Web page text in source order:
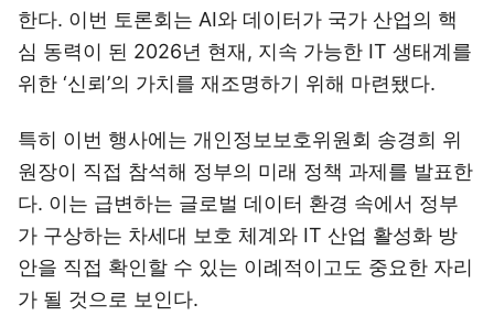
한다. 이번 토론회는 AI와 데이터가 국가 산업의 핵
심 동력이 된 2026년 현재, 지속 가능한 IT 생태계를
위한 ‘신뢰’의 가치를 재조명하기 위해 마련됐다.
특히 이번 행사에는 개인정보보호위원회 송경희 위
원장이 직접 참석해 정부의 미래 정책 과제를 발표한
다. 이는 급변하는 글로벌 데이터 환경 속에서 정부
가 구상하는 차세대 보호 체계와 IT 산업 활성화 방
안을 직접 확인할 수 있는 이례적이고도 중요한 자리
가 될 것으로 보인다.